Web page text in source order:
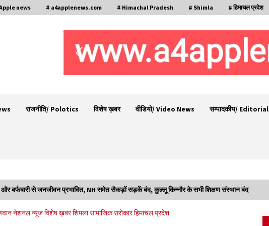
news # a4applenews.com # Himachal Pradesh # Shimla # हिमाचल प्रदेश
राजनीति/ Polotics विशेष ख़बर वीडियो/ Video News सम्पादकीय/ Editorial
निलंबित
और बर्फबारी से जनजीवन प्रभावित, NH समेत सैकड़ों सड़कें बंद, कुल्लू किन्नौर के सभी शिक्षण संस्थान बंद
नेशनल न्यूजविशेष ख़बरशिमलासामाजिक सरोकारहिमाचल प्रदेश